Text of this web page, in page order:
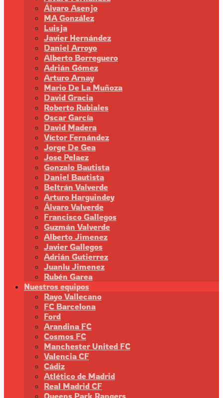
Álvaro Asenjo
MA González
Luisja
Javier Hernández
Daniel Arroyo
Alberto Borreguero
Adrián Gómez
Arturo Arnay
Mario De La Muñoza
David Gracia
Roberto Rubiales
Oscar García
David Madera
Víctor Fernández
Jorge De Gea
Jose Pelaez
Gonzalo Bautista
Daniel Bautista
Beltrán Valverde
Arturo Harguindey
Álvaro Valverde
Francisco Gallegos
Guzmán Valverde
Alberto Jimenez
Javier Gallegos
Adrián Gutierrez
Juanlu Jimenez
Rubén Garea
Nuestros equipos
Rayo Vallecano
FC Barcelona
Ford
Arandina FC
Cosmos FC
Manchester United FC
Valencia CF
Cádiz
Atlético de Madrid
Real Madrid CF
Queens Park Rangers